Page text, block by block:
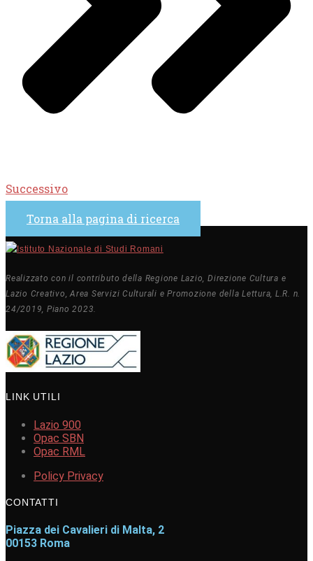
Successivo
Torna alla pagina di ricerca
Realizzato con il contributo della Regione Lazio, Direzione Cultura e
Lazio Creativo, Area Servizi Culturali e Promozione della Lettura, L.R. n.
24/2019, Piano 2023.
LINK UTILI
Lazio 900
Opac SBN
Opac RML
Policy Privacy
CONTATTI
Piazza dei Cavalieri di Malta, 2
00153 Roma